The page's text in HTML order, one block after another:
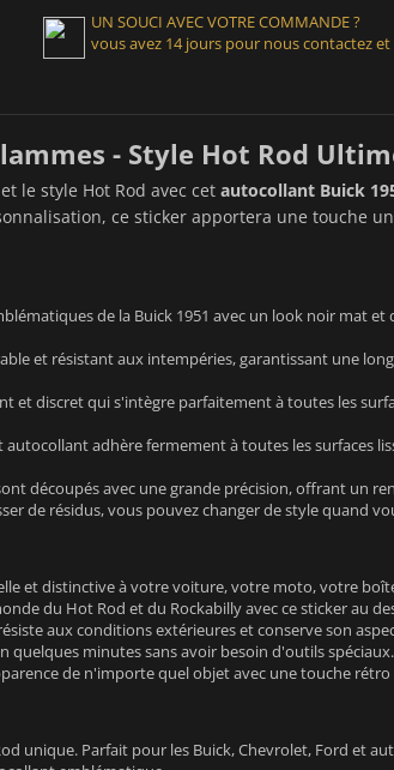
UN SOUCI AVEC VOTRE COMMANDE ?
vous avez 14 jours pour nous contactez
- Style Hot Rod
le style Hot Rod avec cet autocollant Buick
ce sticker apportera une touche
de la Buick 1951 avec un look noir mat et
et résistant aux intempéries, garantissant une
et discret qui s'intègre parfaitement à toutes les
adhère fermement à toutes les surfaces
découpés avec une grande précision, offrant un
de résidus, vous pouvez changer de style quand
et distinctive à votre voiture, votre moto, votre
du Hot Rod et du Rockabilly avec ce sticker au
aux conditions extérieures et conserve son
quelques minutes sans avoir besoin d'outils spéciaux.
de n'importe quel objet avec une touche
unique. Parfait pour les Buick, Chevrolet, Ford et